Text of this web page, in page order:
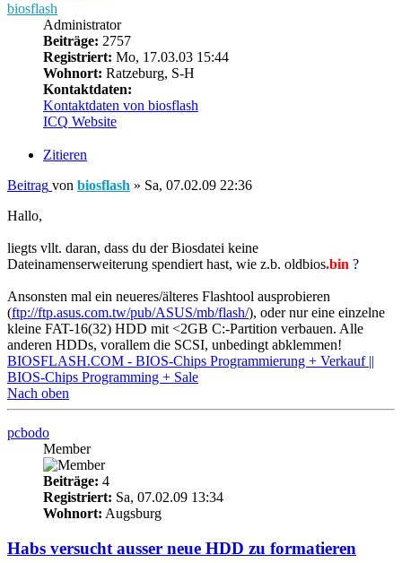
biosflash
Administrator
Beiträge: 2757
Registriert: Mo, 17.03.03 15:44
Wohnort: Ratzeburg, S-H
Kontaktdaten:
Kontaktdaten von biosflash
ICQ Website
Zitieren
Beitrag von biosflash » Sa, 07.02.09 22:36
Hallo,
liegts vllt. daran, dass du der Biosdatei keine
Dateinamenserweiterung spendiert hast, wie z.b. oldbios.bin ?
Ansonsten mal ein neueres/älteres Flashtool ausprobieren
(ftp://ftp.asus.com.tw/pub/ASUS/mb/flash/), oder nur eine einzelne
kleine FAT-16(32) HDD mit <2GB C:-Partition verbauen. Alle
anderen HDDs, vorallem die SCSI, unbedingt abklemmen!
BIOSFLASH.COM - BIOS-Chips Programmierung + Verkauf ||
BIOS-Chips Programming + Sale
Nach oben
pcbodo
Member
Beiträge: 4
Registriert: Sa, 07.02.09 13:34
Wohnort: Augsburg
Habs versucht ausser neue HDD zu formatieren